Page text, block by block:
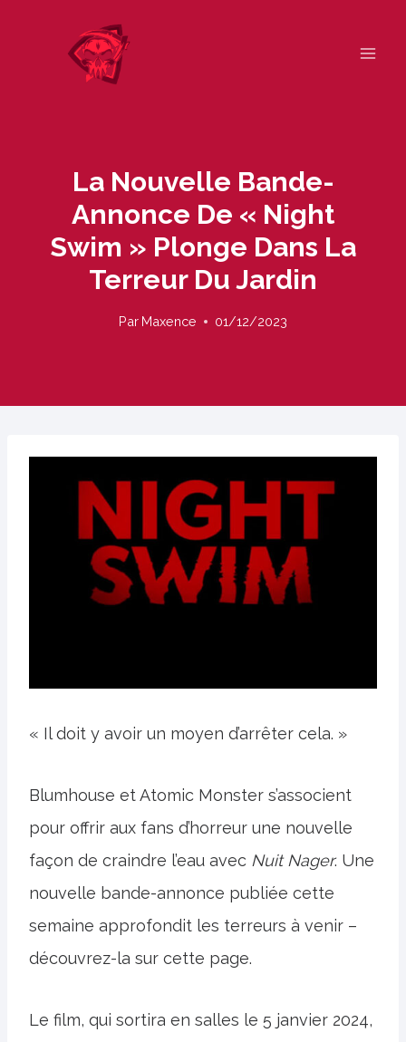
La Nouvelle Bande-
Annonce De « Night
Swim » Plonge Dans La
Terreur Du Jardin
Par Maxence 01/12/2023
« Il doit y avoir un moyen d’arrêter cela. »
Blumhouse et Atomic Monster s’associent
pour offrir aux fans d’horreur une nouvelle
façon de craindre l’eau avec Nuit Nager. Une
nouvelle bande-annonce publiée cette
semaine approfondit les terreurs à venir –
découvrez-la sur cette page.
Le film, qui sortira en salles le 5 janvier 2024,